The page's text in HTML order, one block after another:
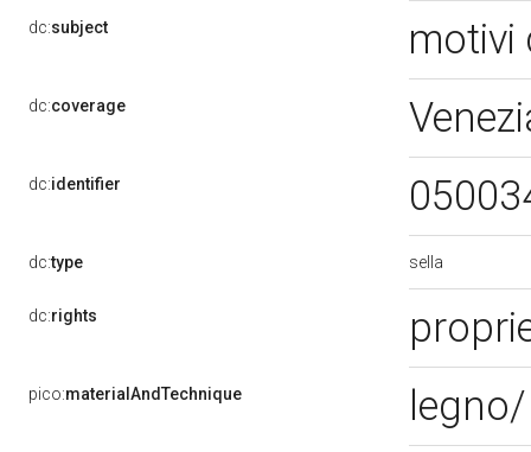
dc:subject motivi
dc:coverage
dc:identifier
dc:type sella
dc:rights
pico:materialAndTechnique